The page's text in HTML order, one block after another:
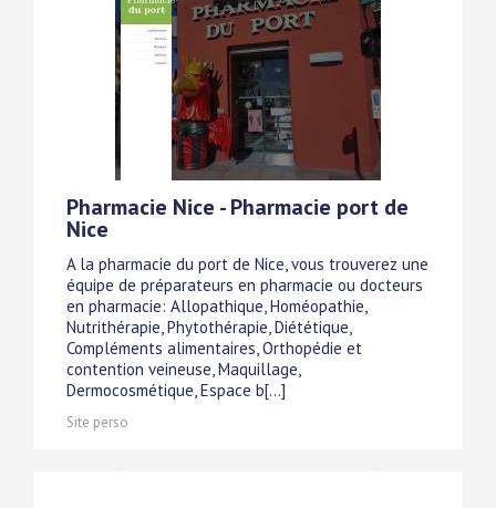
Pharmacie Nice - Pharmacie port de
Nice
A la pharmacie du port de Nice, vous trouverez une
équipe de préparateurs en pharmacie ou docteurs
en pharmacie: Allopathique, Homéopathie,
Nutrithérapie, Phytothérapie, Diététique,
Compléments alimentaires, Orthopédie et
contention veineuse, Maquillage,
Dermocosmétique, Espace b[...]
Site perso